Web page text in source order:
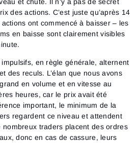
des actions. C’est juste qu’après 14
ont commencé à baisser – les
en baisse sont clairement visibles
en règle générale, alternent
des reculs. L’élan que nous avons
en volume et en vitesse au
heures, car le prix avait été
important, le minimum de la
regardent ce niveau et attendent
nombreux traders placent des ordres
donc en cas de cassure, leurs